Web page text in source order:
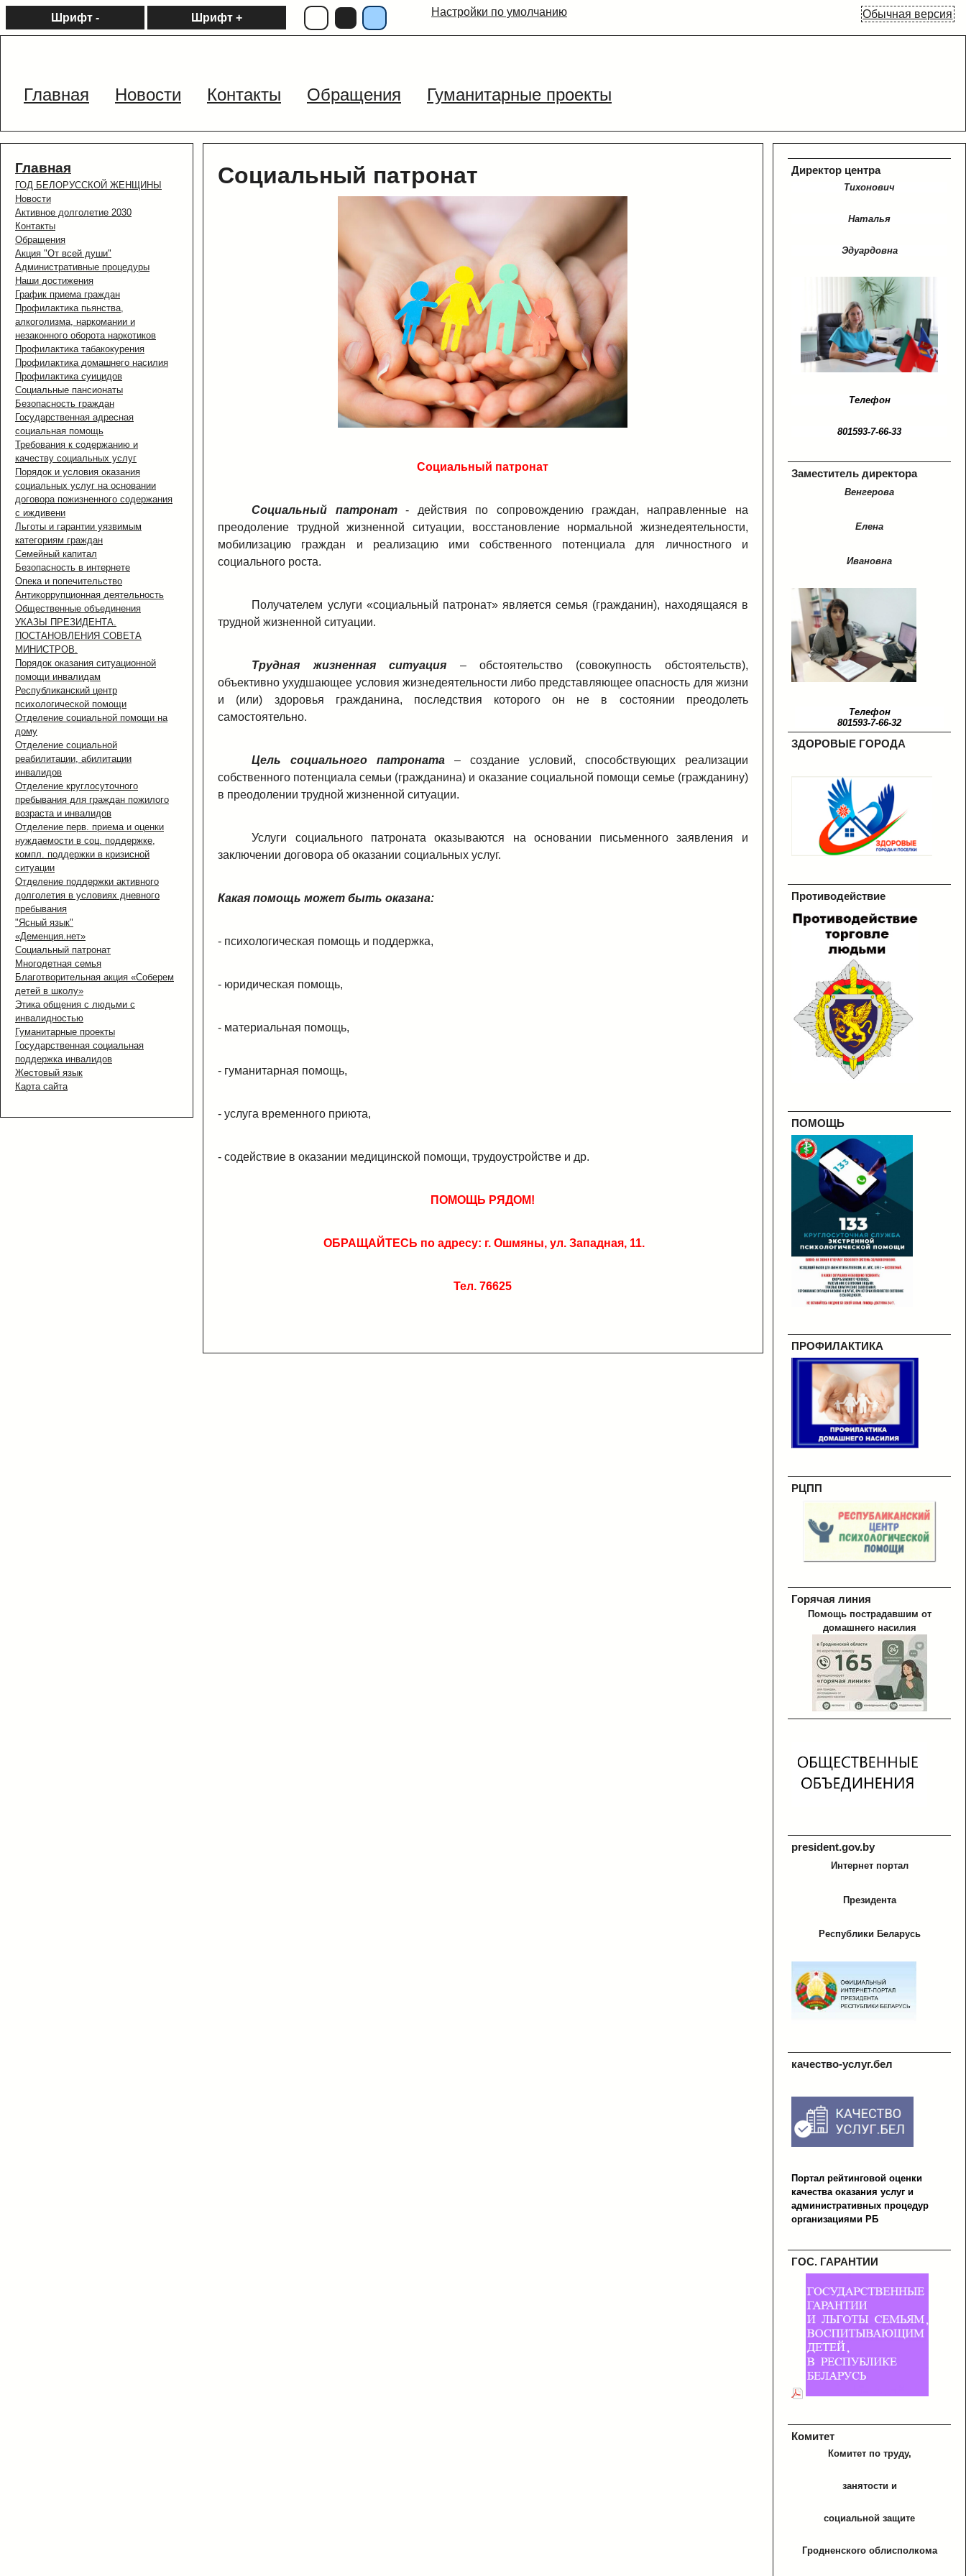
Обычная версия
Шрифт - Шрифт + Настройки по умолчанию
Главная Новости Контакты Обращения Гуманитарные проекты
Главная
ГОД БЕЛОРУССКОЙ ЖЕНЩИНЫ
Новости
Активное долголетие 2030
Контакты
Обращения
Акция "От всей души"
Административные процедуры
Наши достижения
График приема граждан
Профилактика пьянства,
алкоголизма, наркомании и
незаконного оборота наркотиков
Профилактика табакокурения
Профилактика домашнего насилия
Профилактика суицидов
Социальные пансионаты
Безопасность граждан
Государственная адресная
социальная помощь
Требования к содержанию и
качеству социальных услуг
Порядок и условия оказания
социальных услуг на основании
договора пожизненного содержания
с иждивени
Льготы и гарантии уязвимым
категориям граждан
Семейный капитал
Безопасность в интернете
Опека и попечительство
Антикоррупционная деятельность
Общественные объединения
УКАЗЫ ПРЕЗИДЕНТА.
ПОСТАНОВЛЕНИЯ СОВЕТА
МИНИСТРОВ.
Порядок оказания ситуационной
помощи инвалидам
Республиканский центр
психологической помощи
Отделение социальной помощи на
дому
Отделение социальной
реабилитации, абилитации
инвалидов
Отделение круглосуточного
пребывания для граждан пожилого
возраста и инвалидов
Отделение перв. приема и оценки
нуждаемости в соц. поддержке,
компл. поддержки в кризисной
ситуации
Отделение поддержки активного
долголетия в условиях дневного
пребывания
"Ясный язык"
«Деменция.нет»
Социальный патронат
Многодетная семья
Благотворительная акция «Соберем
детей в школу»
Этика общения с людьми с
инвалидностью
Гуманитарные проекты
Государственная социальная
поддержка инвалидов
Жестовый язык
Карта сайта
Социальный патронат
Социальный патронат
Социальный патронат- действия по сопровождению граждан, направленные на
преодоление трудной жизненной ситуации, восстановление нормальной жизнедеятельности,
мобилизацию граждан и реализацию ими собственного потенциала для личностного и
социального роста.
Получателем услуги «социальный патронат» является семья (гражданин), находящаяся в
трудной жизненной ситуации.
Трудная жизненная ситуация – обстоятельство (совокупность обстоятельств),
объективно ухудшающее условия жизнедеятельности либо представляющее опасность для жизни
и (или) здоровья гражданина, последствия которого он не в состоянии преодолеть
самостоятельно.
Цель социального патроната – создание условий, способствующих реализации
собственного потенциала семьи (гражданина) и оказание социальной помощи семье (гражданину)
в преодолении трудной жизненной ситуации.
Услуги социального патроната оказываются на основании письменного заявления и
заключении договора об оказании социальных услуг.
Какая помощь может быть оказана:
- психологическая помощь и поддержка,
- юридическая помощь,
- материальная помощь,
- гуманитарная помощь,
-услуга временного приюта,
-содействие в оказании медицинской помощи, трудоустройстве и др.
ПОМОЩЬ РЯДОМ!
ОБРАЩАЙТЕСЬ по адресу: г. Ошмяны, ул. Западная, 11.
Тел. 76625
Директор центра
Тихонович
Наталья
Эдуардовна
Телефон
801593-7-66-33
Заместитель директора
Венгерова
Елена
Ивановна
Телефон
801593-7-66-32
ЗДОРОВЫЕ ГОРОДА
Противодействие
ПОМОЩЬ
ПРОФИЛАКТИКА
РЦПП
Горячая линия
Помощь пострадавшим от
домашнего насилия
president.gov.by
Интернет портал
Президента
Республики Беларусь
качество-услуг.бел
Портал рейтинговой оценки
качества оказания услуг и
административных процедур
организациями РБ
ГОС. ГАРАНТИИ
Комитет
Комитет по труду,
занятости и
социальной защите
Гродненского облисполкома